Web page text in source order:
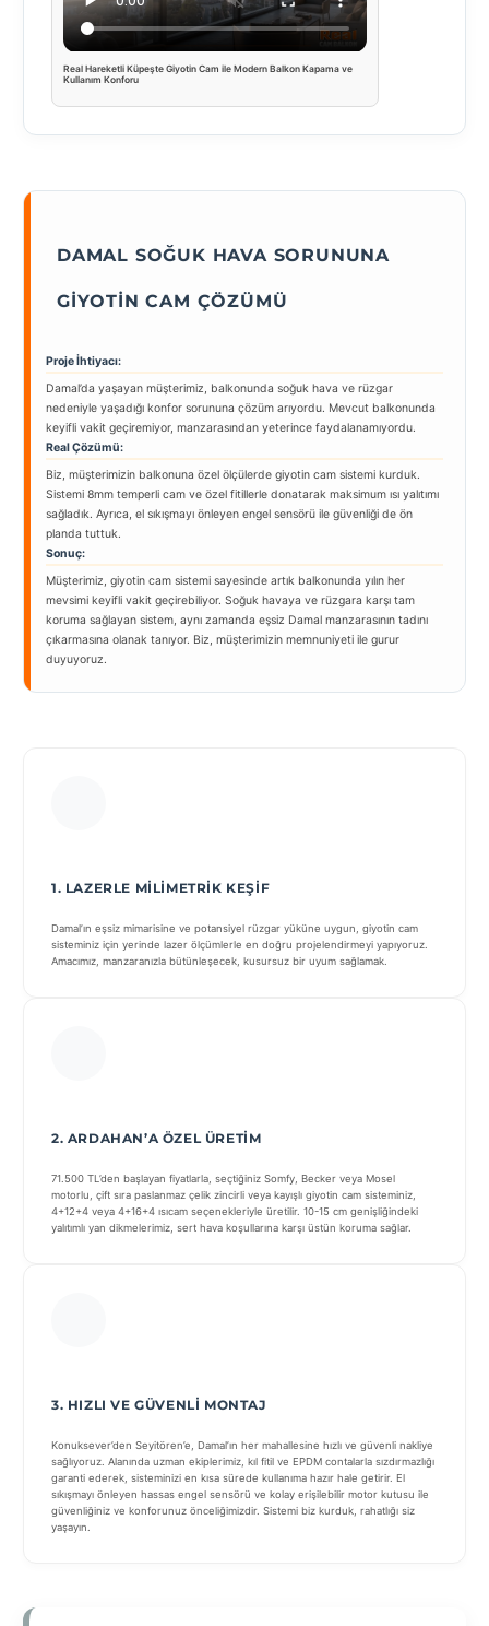
Real Hareketli Küpeşte Giyotin Cam ile Modern Balkon Kapama ve
Kullanım Konforu
DAMAL SOĞUK HAVA SORUNUNA
GIYOTIN CAM ÇÖZÜMÜ
Proje İhtiyacı:
Damal’da yaşayan müşterimiz, balkonunda soğuk hava ve rüzgar
nedeniyle yaşadığı konfor sorununa çözüm arıyordu. Mevcut balkonunda
keyifli vakit geçiremiyor, manzarasından yeterince faydalanamıyordu.
Real Çözümü:
Biz, müşterimizin balkonuna özel ölçülerde giyotin cam sistemi kurduk.
Sistemi 8mm temperli cam ve özel fitillerle donatarak maksimum ısı yalıtımı
sağladık. Ayrıca, el sıkışmayı önleyen engel sensörü ile güvenliği de ön
planda tuttuk.
Sonuç:
Müşterimiz, giyotin cam sistemi sayesinde artık balkonunda yılın her
mevsimi keyifli vakit geçirebiliyor. Soğuk havaya ve rüzgara karşı tam
koruma sağlayan sistem, aynı zamanda eşsiz Damal manzarasının tadını
çıkarmasına olanak tanıyor. Biz, müşterimizin memnuniyeti ile gurur
duyuyoruz.
1. LAZERLE MILIMETRIK KEŞIF
Damal’ın eşsiz mimarisine ve potansiyel rüzgar yüküne uygun, giyotin cam
sisteminiz için yerinde lazer ölçümlerle en doğru projelendirmeyi yapıyoruz.
Amacımız, manzaranızla bütünleşecek, kusursuz bir uyum sağlamak.
2. ARDAHAN’A ÖZEL ÜRETIM
71.500 TL’den başlayan fiyatlarla, seçtiğiniz Somfy, Becker veya Mosel
motorlu, çift sıra paslanmaz çelik zincirli veya kayışlı giyotin cam sisteminiz,
4+12+4 veya 4+16+4 ısıcam seçenekleriyle üretilir. 10-15 cm genişliğindeki
yalıtımlı yan dikmelerimiz, sert hava koşullarına karşı üstün koruma sağlar.
3. HIZLI VE GÜVENLI MONTAJ
Konuksever’den Seyitören’e, Damal’ın her mahallesine hızlı ve güvenli nakliye
sağlıyoruz. Alanında uzman ekiplerimiz, kıl fitil ve EPDM contalarla sızdırmazlığı
garanti ederek, sisteminizi en kısa sürede kullanıma hazır hale getirir. El
sıkışmayı önleyen hassas engel sensörü ve kolay erişilebilir motor kutusu ile
güvenliğiniz ve konforunuz önceliğimizdir. Sistemi biz kurduk, rahatlığı siz
yaşayın.